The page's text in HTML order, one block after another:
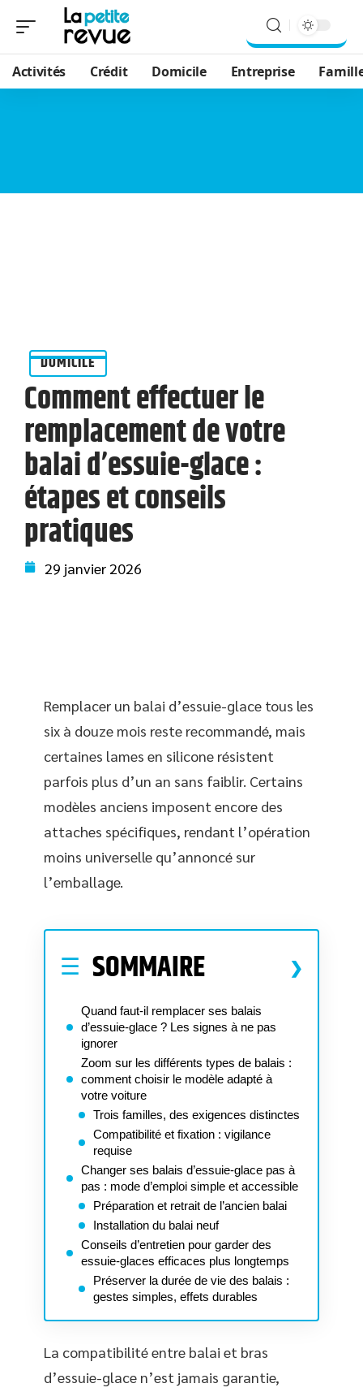
Activités Crédit Domicile Entreprise
DOMICILE
Comment effectuer le
remplacement de votre
balai d’essuie-glace :
étapes et conseils
pratiques
29 janvier 2026
Remplacer un balai d’essuie-glace tous les
six à douze mois reste recommandé, mais
certaines lames en silicone résistent
parfois plus d’un an sans faiblir. Certains
modèles anciens imposent encore des
attaches spécifiques, rendant l’opération
moins universelle qu’annoncé sur
l’emballage.
SOMMAIRE
Quand faut-il remplacer ses balais
d’essuie-glace ? Les signes à ne pas
ignorer
Zoom sur les différents types de balais :
comment choisir le modèle adapté à
votre voiture
Trois familles, des exigences distinctes
Compatibilité et fixation : vigilance
requise
Changer ses balais d’essuie-glace pas à
pas : mode d’emploi simple et accessible
Préparation et retrait de l’ancien balai
Installation du balai neuf
Conseils d’entretien pour garder des
essuie-glaces efficaces plus longtemps
Préserver la durée de vie des balais :
gestes simples, effets durables
La compatibilité entre balai et bras
d’essuie-glace n’est jamais garantie,